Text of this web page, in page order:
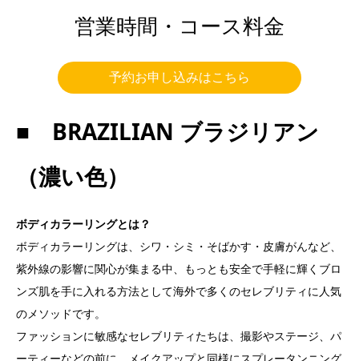
営業時間・コース料金
予約お申し込みはこちら
■ BRAZILIAN ブラジリアン
（濃い色）
ボディカラーリングとは？
ボディカラーリングは、シワ・シミ・そばかす・皮膚がんなど、
紫外線の影響に関心が集まる中、もっとも安全で手軽に輝くブロ
ンズ肌を手に入れる方法として海外で多くのセレブリティに人気
のメソッドです。
ファッションに敏感なセレブリティたちは、撮影やステージ、パ